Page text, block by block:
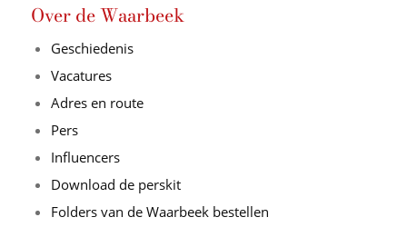
Over de Waarbeek
Geschiedenis
Vacatures
Adres en route
Pers
Influencers
Download de perskit
Folders van de Waarbeek bestellen